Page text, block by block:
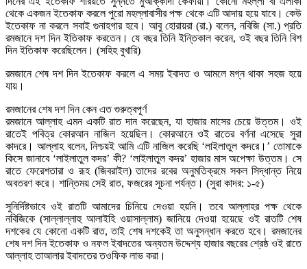
থেকে একজন ইতেকাফ করলে পুরো মহল্লাবাসীর পক্ষ থেকে এটি আদায় হয়ে যাবে। কেউ
ইতেকাফ না করলে সবাই গুনাহগার হবে। আবু হোরায়রা (রা.) বলেন, নবিজি (সা.) প্রতি
রমজানে দশ দিন ইতিকাফ করতেন। যে বছর তিনি ইন্তিকাল করেন, ওই বছর তিনি বিশ
দিন ইতিকাফ করেছিলেন। (সহিহ বুখারি)
রমজানে শেষ দশ দিন ইতেকাফ করলে এ সময় ইবাদত ও আমলে মগ্ন থাকা সহজ হয়ে
যায়।
রমজানের শেষ দশ দিন কেন এত গুরুত্বপূর্ণ
রমজানে আল্লাহ এমন একটি রাত দান করেছেন, যা হাজার মাসের চেয়ে উত্তম। ওই
রাতেই পবিত্র কোরআন নাজিল হয়েছিল। কোরআনে ওই রাতের বর্ণনা এসেছে সুরা
কাদরে। আল্লাহ বলেন, নিশ্চয়ই আমি এটি নাজিল করেছি ‘লাইলাতুল কদরে।’ তোমাকে
কিসে জানাবে ‘লাইলাতুল কদর’ কী? ‘লাইলাতুল কদর’ হাজার মাস অপেক্ষা উত্তম। সে
রাতে ফেরেশতারা ও রূহ (জিবরাইল) তাদের রবের অনুমতিক্রমে সকল সিদ্ধান্ত নিয়ে
অবতরণ করে। শান্তিময় সেই রাত, ফজরের সূচনা পর্যন্ত। (সুরা কাদর: ১-৫)
সুনির্দিষ্টভাবে ওই রাতটি আমাদের চিনিয়ে দেওয়া হয়নি। তবে আল্লাহর পক্ষ থেকে
নবিজিকে (সাল্লাল্লাহু আলাইহি ওয়াসাল্লাম) জানিয়ে দেওয়া হয়েছে ওই রাতটি শেষ
দশকের যে কোনো একটি রাত, তাই শেষ দশকেই তা অনুসন্ধান করতে হবে। রমজানের
শেষ দশ দিন ইতেকাফ ও নফল ইবাদতের অন্যতম উদ্দেশ্য হাজার বছরের শ্রেষ্ঠ ওই রাতে
আল্লাহ তাআলার ইবাদতের তওফিক লাভ করা।